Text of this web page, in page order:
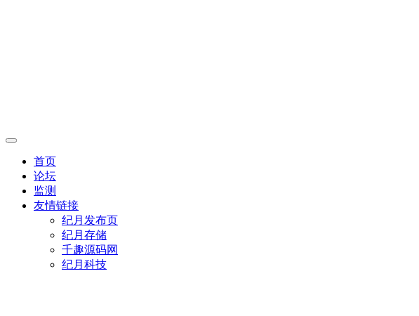
首页
论坛
监测
友情链接
纪月发布页
纪月存储
千趣源码网
纪月科技